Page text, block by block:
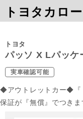
トヨタカロ
トヨタ
パッソ X Lパッケ
実車確認可能
◆アウトレットカー◆『
保証が『無償』でつきま